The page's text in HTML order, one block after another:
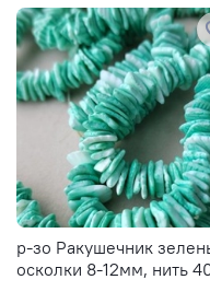
р-зо Ракушечник
осколки 8-12мм, нить